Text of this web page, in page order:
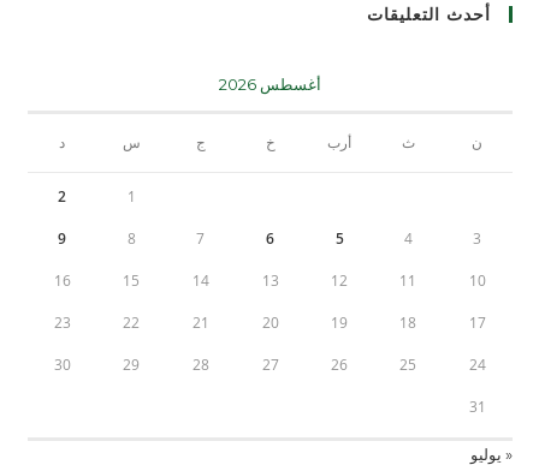
أحدث التعليقات
أغسطس 2026
ن ث أرب خ ج س د
1
2
3
4
5
6
7
8
9
10
11
12
13
14
15
16
17
18
19
20
21
22
23
24
25
26
27
28
29
30
31
« يوليو